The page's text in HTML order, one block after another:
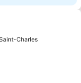
Favoriter
Charles